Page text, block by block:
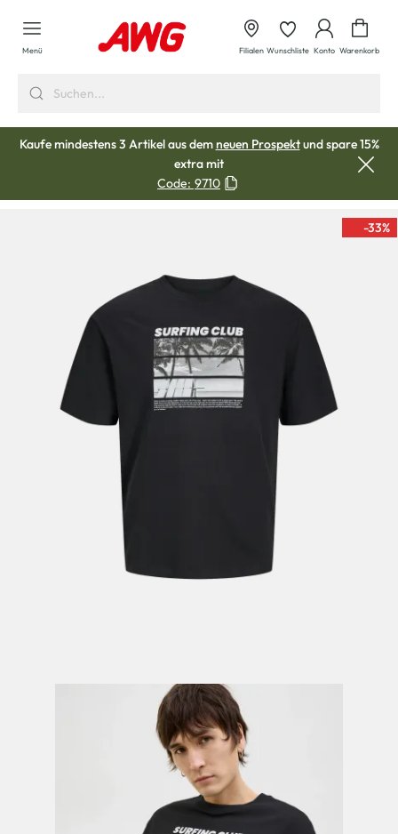
springen
Menü Filialen Wunschliste Konto Warenkorb
Kaufe mindestens 3 Artikel aus demneuen Prospektund spare 15%
extra mit
Code: 9710
-33%